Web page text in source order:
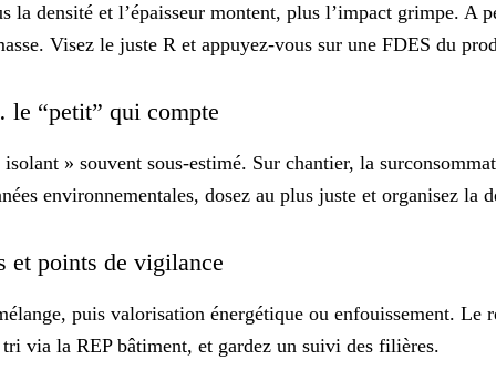
la densité et l’épaisseur montent, plus l’impact grimpe. A
Visez le juste R et appuyez-vous sur une FDES du
“petit” qui compte
» souvent sous-estimé. Sur chantier, la
environnementales, dosez au plus juste et organisez la
et points de vigilance
puis valorisation énergétique ou enfouissement.
via la REP bâtiment, et gardez un suivi des filières.